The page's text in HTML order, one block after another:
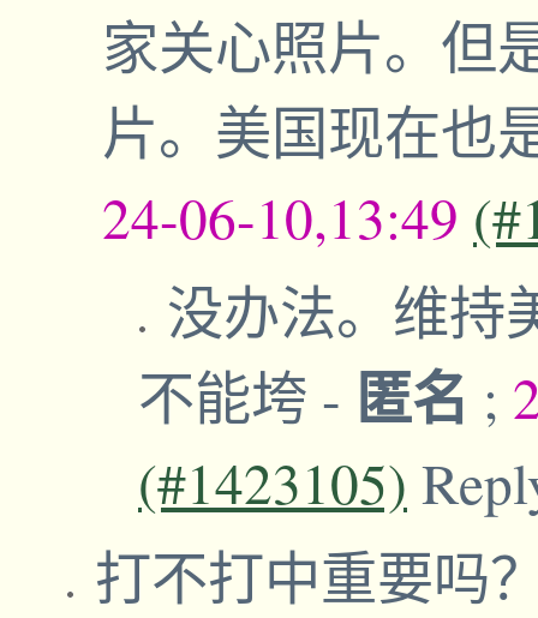
家关心照片。但
片。美国现在也
24-06-10,13:49
没办法。维持
不能垮 - 匿名 ;
(#1423105)
打不打中重要吗